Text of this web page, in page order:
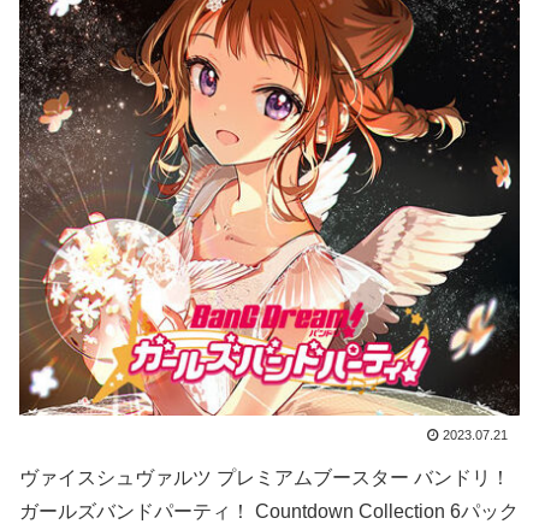
2023.07.21
ヴァイスシュヴァルツ プレミアムブースター バンドリ！
ガールズバンドパーティ！ Countdown Collection 6パック